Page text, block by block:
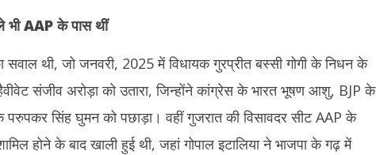
भीAAP के पास थीं
सवाल थी, जो जनवरी, 2025 में विधायक गुरप्रीत बस्सी गोगी के निधन के
संजीव अरोड़ा को उतारा, जिन्होंने कांग्रेस के भारत भूषण आशु, BJP के
सिंह घुमन को पछाड़ा। वहीं गुजरात की विसावदर सीट AAP के
होने के बाद खाली हुई थी, जहां गोपाल इटालिया ने भाजपा के गढ़ में